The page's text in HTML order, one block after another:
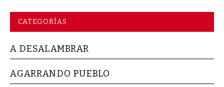
CATEGORÍAS
A DESALAMBRAR
AGARRANDO PUEBLO